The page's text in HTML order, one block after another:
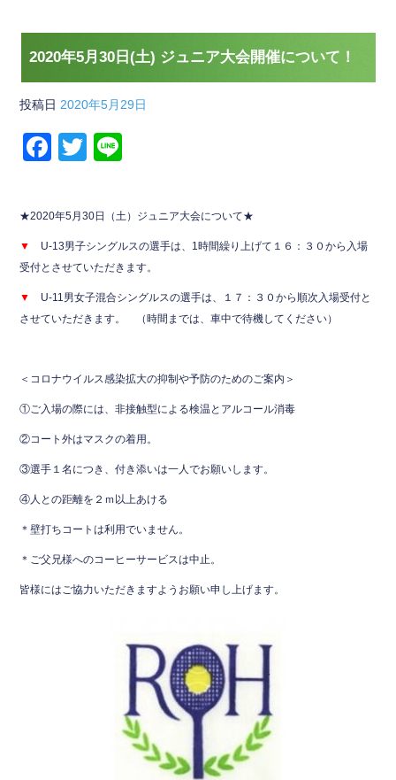
2020年5月30日(土) ジュニア大会開催について！
投稿日 2020年5月29日
F
c
e
b
o
o
T
tt
er
e
★2020年5月30日（土）ジュニア大会について★
▼
U-13男子シングルスの選手は、1時間繰り上げて１６：３０から入場
受付とさせていただきます。
▼
U-11男女子混合シングルスの選手は、１７：３０から順次入場受付と
させていただきます。 （時間までは、車中で待機してください）
＜コロナウイルス感染拡大の抑制や予防のためのご案内＞
①ご入場の際には、非接触型による検温とアルコール消毒
②コート外はマスクの着用。
③選手１名につき、付き添いは一人でお願いします。
④人との距離を２ｍ以上あける
＊壁打ちコートは利用でいません。
＊ご父兄様へのコーヒーサービスは中止。
皆様にはご協力いただきますようお願い申し上げます。